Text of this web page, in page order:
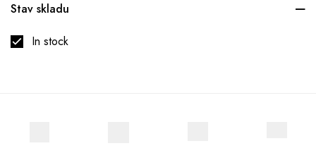
Stav skladu
In stock